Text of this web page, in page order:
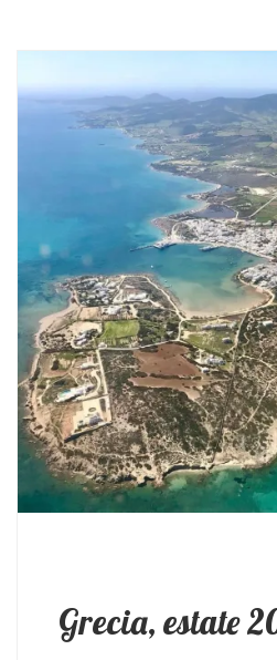
Grecia, estate